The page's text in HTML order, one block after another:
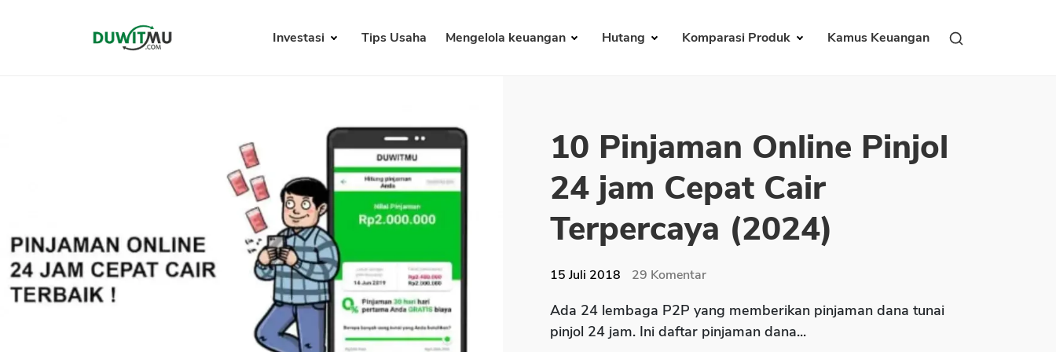
Investasi Tips Usaha Mengelola keuangan Hutang Komparasi Produk Kamus Keuangan
10 Pinjaman Online Pinjol
24 jam Cepat Cair
Terpercaya (2024)
15 Juli 2018 29 Komentar
Ada 24 lembaga P2P yang memberikan pinjaman dana tunai
pinjol 24 jam. Ini daftar pinjaman dana...